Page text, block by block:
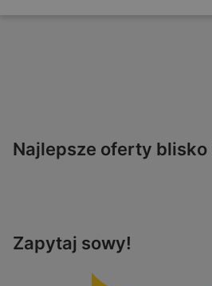
Najlepsze oferty blisko
Zapytaj sowy!